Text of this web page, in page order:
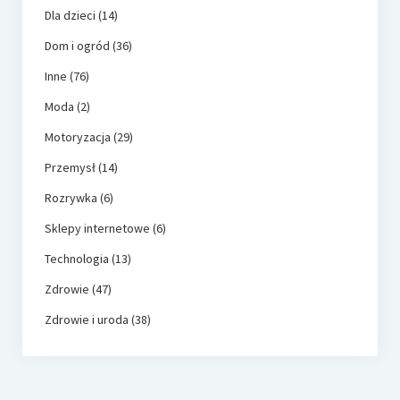
Dla dzieci (14)
Dom i ogród (36)
Inne (76)
Moda (2)
Motoryzacja (29)
Przemysł(14)
Rozrywka (6)
Sklepy internetowe (6)
Technologia (13)
Zdrowie (47)
Zdrowie i uroda (38)